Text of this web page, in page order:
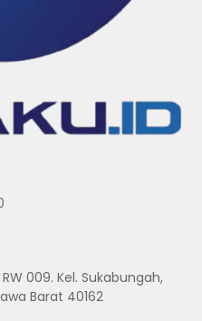
009. Kel. Sukabungah,
Barat 40162